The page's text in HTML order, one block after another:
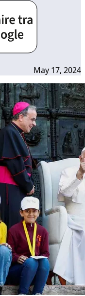
May 17, 2024